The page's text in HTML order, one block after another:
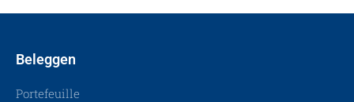
Beleggen
Portefeuille